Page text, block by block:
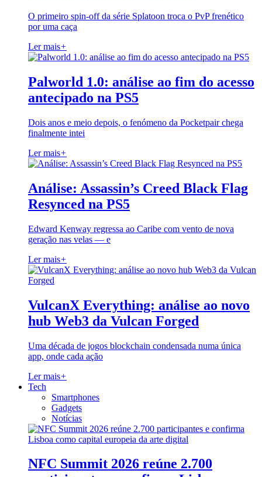
O primeiro spin-off da série Splatoon troca o PvP frenético
por uma caça
Ler mais+
Palworld 1.0: análise ao fim do acesso
antecipado na PS5
Dois anos e meio depois, o fenómeno da Pocketpair chega
finalmente intei
Ler mais+
Análise: Assassin’s Creed Black Flag
Resynced na PS5
Edward Kenway regressa ao Caribe com vento de nova
geração nas velas — e
Ler mais+
VulcanX Everything: análise ao novo
hub Web3 da Vulcan Forged
Uma década de jogos blockchain condensada numa única
app, onde cada ação
Ler mais+
Tech
Smartphones
Gadgets
Notícias
NFC Summit 2026 reúne 2.700